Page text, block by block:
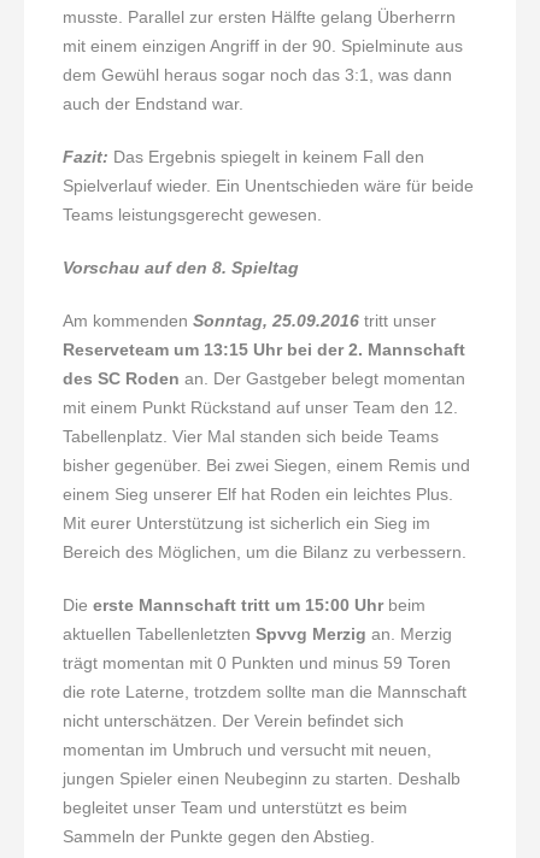
musste. Parallel zur ersten Hälfte gelang Überherrn
mit einem einzigen Angriff in der 90. Spielminute aus
dem Gewühl heraus sogar noch das 3:1, was dann
auch der Endstand war.
Fazit: Das Ergebnis spiegelt in keinem Fall den
Spielverlauf wieder. Ein Unentschieden wäre für beide
Teams leistungsgerecht gewesen.
Vorschau auf den 8. Spieltag
Am kommenden Sonntag, 25.09.2016 tritt unser
Reserveteam um 13:15 Uhr bei der 2. Mannschaft
des SC Roden an. Der Gastgeber belegt momentan
mit einem Punkt Rückstand auf unser Team den 12.
Tabellenplatz. Vier Mal standen sich beide Teams
bisher gegenüber. Bei zwei Siegen, einem Remis und
einem Sieg unserer Elf hat Roden ein leichtes Plus.
Mit eurer Unterstützung ist sicherlich ein Sieg im
Bereich des Möglichen, um die Bilanz zu verbessern.
Die erste Mannschaft tritt um 15:00 Uhr beim
aktuellen Tabellenletzten Spvvg Merzig an. Merzig
trägt momentan mit 0 Punkten und minus 59 Toren
die rote Laterne, trotzdem sollte man die Mannschaft
nicht unterschätzen. Der Verein befindet sich
momentan im Umbruch und versucht mit neuen,
jungen Spieler einen Neubeginn zu starten. Deshalb
begleitet unser Team und unterstützt es beim
Sammeln der Punkte gegen den Abstieg.